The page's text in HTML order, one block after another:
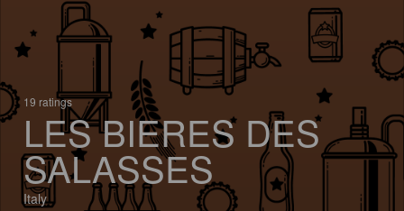
19 ratings
LES BIERES DES
SALASSES
Italy